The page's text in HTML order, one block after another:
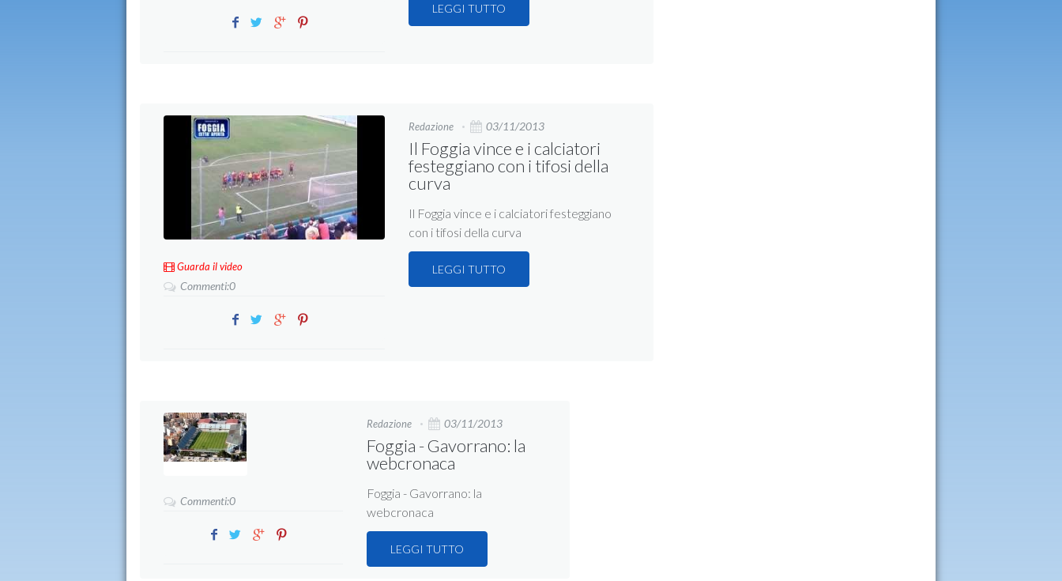
LEGGI TUTTO
Guarda il video
Commenti:0
Redazione 03/11/2013
Il Foggia vince e i calciatori
festeggiano con i tifosi della
curva
Il Foggia vince e i calciatori festeggiano
con i tifosi della curva
LEGGI TUTTO
Commenti:0
Redazione 03/11/2013
Foggia - Gavorrano: la
webcronaca
Foggia - Gavorrano: la
webcronaca
LEGGI TUTTO